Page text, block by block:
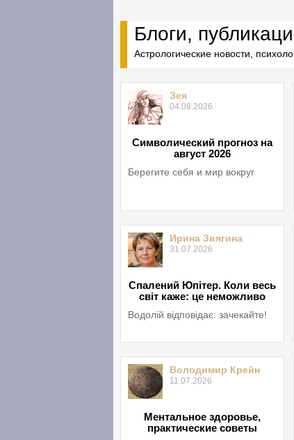
Блоги,
Астрологические новости,
Зея
04.08.2026
Символический прогноз на
август 2026
Берегите себя и мир вокруг
Ирина Звягина
31.07.2026
Спалений Юпітер. Коли весь
світ каже: це неможливо
Водолій відповідає: зачекайте!
Володимир Крейн
11.07.2026
Ментальное здоровье,
практические советы